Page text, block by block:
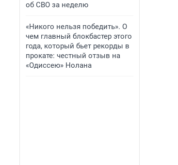
об СВО за неделю
«Никого нельзя победить». О
чем главный блокбастер этого
года, который бьет рекорды в
прокате: честный отзыв на
«Одиссею» Нолана